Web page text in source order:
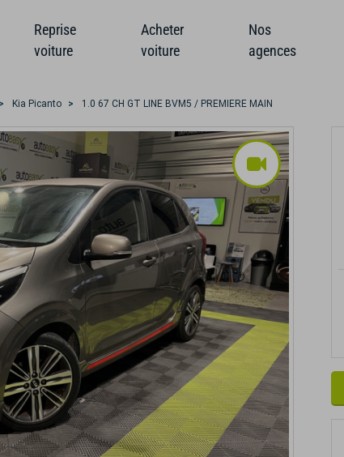
Reprise
voiture
Acheter
voiture
Nos
agences
Kia Picanto 1.0 67 CH GT LINE BVM5 / PREMIERE MAIN